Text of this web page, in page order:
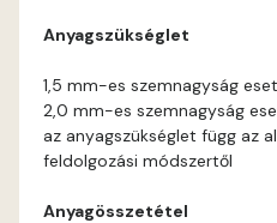
Anyagszükséglet
1,5 mm-es szemnagyság
2,0 mm-es szemnagyság
az anyagszükséglet függ az
feldolgozási módszertől
Anyagösszetétel